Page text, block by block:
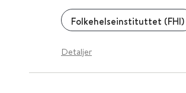
Folkehelseinstituttet (FHI)
Detaljer